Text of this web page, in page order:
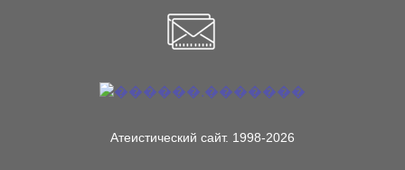
Атеистический сайт. 1998-2026